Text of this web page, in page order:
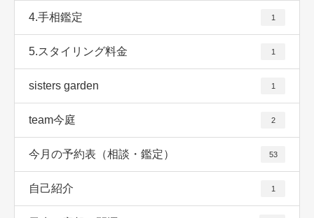
4.手相鑑定 1
5.スタイリング料金 1
sisters garden 1
team今庭 2
今月の予約表（相談・鑑定） 53
自己紹介 1